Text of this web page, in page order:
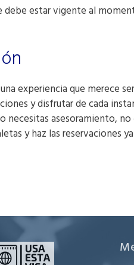
debe estar vigente al
experiencia que merece
y disfrutar de cada
necesitas asesoramiento,
y haz las reservaciones